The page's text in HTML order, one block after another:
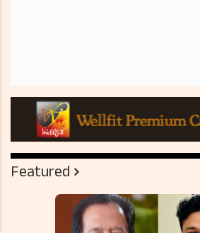
Featured